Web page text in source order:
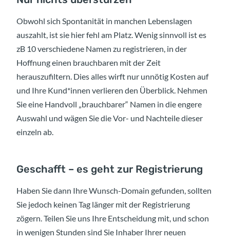
Obwohl sich Spontanität in manchen Lebenslagen
auszahlt, ist sie hier fehl am Platz. Wenig sinnvoll ist es
zB 10 verschiedene Namen zu registrieren, in der
Hoffnung einen brauchbaren mit der Zeit
herauszufiltern. Dies alles wirft nur unnötig Kosten auf
und Ihre Kund*innen verlieren den Überblick. Nehmen
Sie eine Handvoll „brauchbarer“ Namen in die engere
Auswahl und wägen Sie die Vor- und Nachteile dieser
einzeln ab.
Geschafft – es geht zur Registrierung
Haben Sie dann Ihre Wunsch-Domain gefunden, sollten
Sie jedoch keinen Tag länger mit der Registrierung
zögern. Teilen Sie uns Ihre Entscheidung mit, und schon
in wenigen Stunden sind Sie Inhaber Ihrer neuen